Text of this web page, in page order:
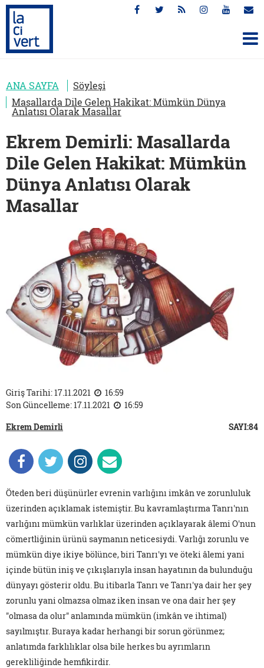
ANA SAYFA
Söyleşi
Masallarda Dile Gelen Hakikat: Mümkün Dünya
Anlatısı Olarak Masallar
Ekrem Demirli: Masallarda
Dile Gelen Hakikat: Mümkün
Dünya Anlatısı Olarak
Masallar
Giriş Tarihi: 17.11.2021
16:59
Son Güncelleme: 17.11.2021
16:59
Ekrem Demirli
SAYI:84
Öteden beri düşünürler evrenin varlığını imkân ve zorunluluk
üzerinden açıklamak istemiştir. Bu kavramlaştırma Tanrı'nın
varlığını mümkün varlıklar üzerinden açıklayarak âlemi O'nun
cömertliğinin ürünü saymanın neticesiydi. Varlığı zorunlu ve
mümkün diye ikiye bölünce, biri Tanrı'yı ve öteki âlemi yani
içinde bütün iniş ve çıkışlarıyla insan hayatının da bulunduğu
dünyayı gösterir oldu. Bu itibarla Tanrı ve Tanrı'ya dair her şey
zorunlu yani olmazsa olmaz iken insan ve ona dair her şey
"olmasa da olur" anlamında mümkün (imkân ve ihtimal)
sayılmıştır. Buraya kadar herhangi bir sorun görünmez;
anlatımda farklılıklar olsa bile herkes bu ayrımların
gerekliliğinde hemfikirdir.